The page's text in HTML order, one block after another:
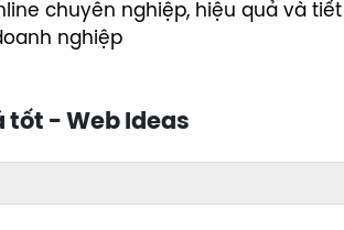
chuyên nghiệp, hiệu quả và
nghiệp
tốt - Web Ideas